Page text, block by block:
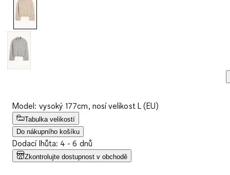
Model: vysoký 177cm, nosí velikost L (EU)
Tabulka velikostí
Do nákupního košíku
Dodací lhůta: 4 - 6 dnů
Zkontrolujte dostupnost v obchodě